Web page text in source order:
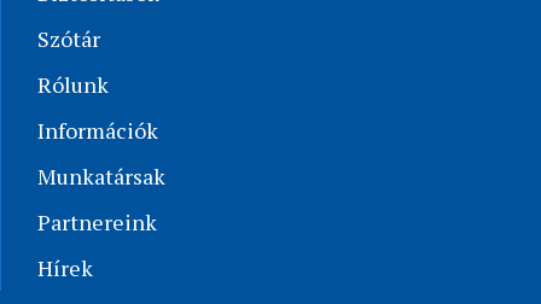
Szótár
Rólunk
Információk
Munkatársak
Partnereink
Hírek